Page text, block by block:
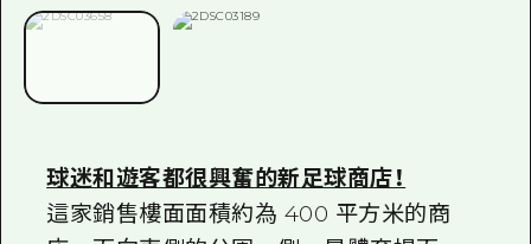
球迷和遊客都很興奮的新足球商店！
這家銷售樓面面積約為 400 平方米的商